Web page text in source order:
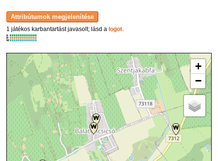
1 játékos karbantartást javasolt; lásd alogot
K
R
W
+
−